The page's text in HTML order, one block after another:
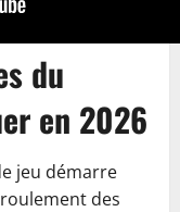
du
en 2026
jeu démarre
des